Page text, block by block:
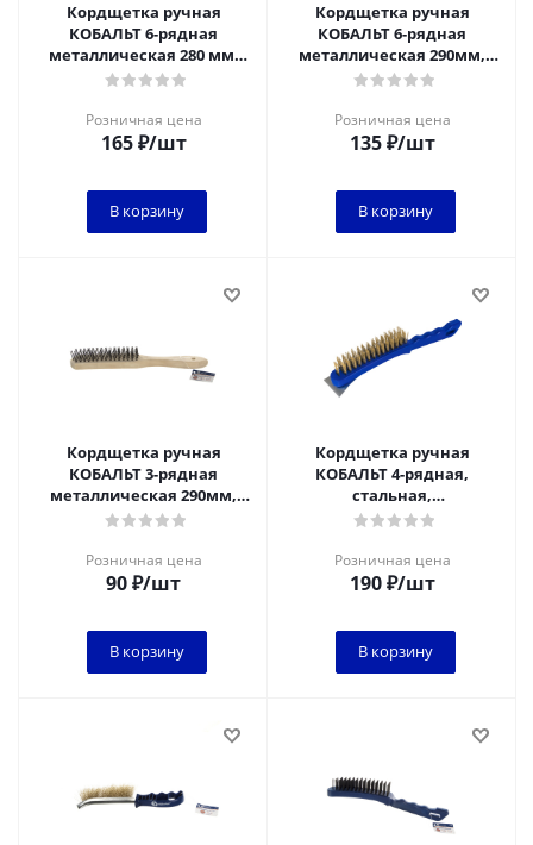
Кордщетка ручная
КОБАЛЬТ 6-рядная
металлическая 280 мм,
пластмассовая ручка*
Розничная цена
165₽/шт
В корзину
Кордщетка ручная
КОБАЛЬТ 6-рядная
металлическая 290мм,
деревянная ручка
Розничная цена
135₽/шт
В корзину
Кордщетка ручная
КОБАЛЬТ 3-рядная
металлическая 290мм,
деревянная ручка
Розничная цена
90₽/шт
В корзину
Кордщетка ручная
КОБАЛЬТ 4-рядная,
стальная,
латунированная, 290 мм,
пластиковая рукоят
Розничная цена
190₽/шт
В корзину